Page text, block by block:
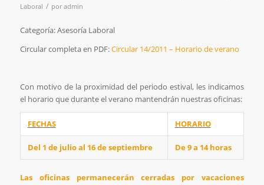
Laboral / poradmin
Categoría: Asesoría Laboral
Circular completa en PDF:Circular 14/2011 – Horario de verano
Con motivo de la proximidad del periodo estival, les indicamos
el horario que durante el verano mantendrán nuestras oficinas:
FECHAS HORARIO
Del 1 de julio al 16 de septiembre De 9 a 14 horas
Las oficinas permanecerán cerradas por vacaciones